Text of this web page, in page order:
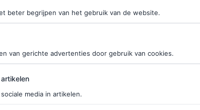
beter begrijpen van het gebruik van de website.
van gerichte advertenties door gebruik van cookies.
media in artikelen.